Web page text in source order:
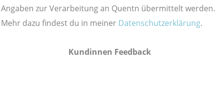
Angaben zur Verarbeitung an Quentn übermittelt werden.
Mehr dazu findest du in meiner Datenschutzerklärung.
Kundinnen Feedback